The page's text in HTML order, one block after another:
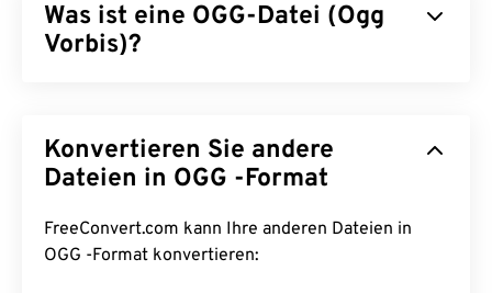
Was ist eine OGG-Datei (Ogg
Vorbis)?
patent- und lizenzfreies Kodierungsschema der
Xiph.Org Foundation. Wie MP3sind OGG-Dateien
enthalten Metadaten sowie Informationen zu
Interpret und Titel.
Konvertieren Sie andere
Dateien in OGG -Format
FreeConvert.com kann Ihre anderen Dateien in
OGG -Format konvertieren: